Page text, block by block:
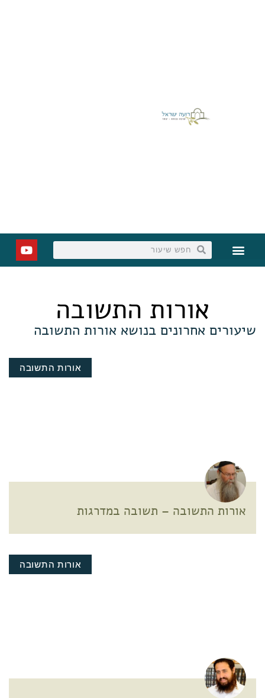
אורות התשובה
שיעורים אחרונים בנושא אורות התשובה
אורות התשובה
אורות התשובה – תשובה במדרגות
אורות התשובה